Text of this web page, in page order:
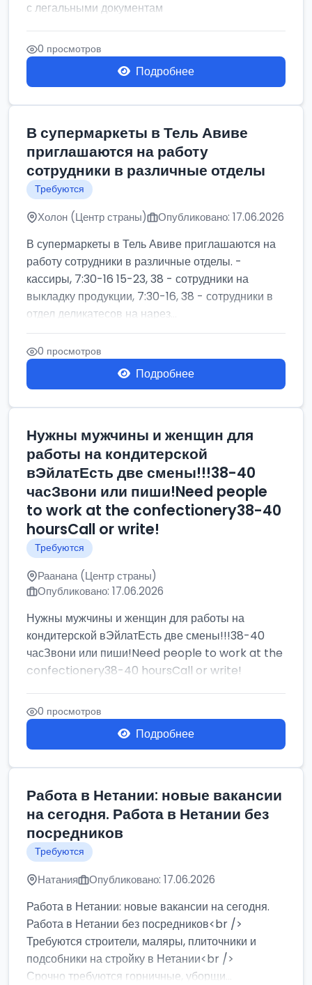
с легальными документам
0 просмотров
Подробнее
В супермаркеты в Тель Авиве
приглашаются на работу
сотрудники в различные отделы
Требуются
Холон (Центр страны) Опубликовано: 17.06.2026
В супермаркеты в Тель Авиве приглашаются на
работу сотрудники в различные отделы. -
кассиры, 7:30-16 15-23, 38 - сотрудники на
выкладку продукции, 7:30-16, 38 - сотрудники в
отдел деликатесов на нарез...
0 просмотров
Подробнее
Нужны мужчины и женщин для
работы на кондитерской
вЭйлатЕсть две смены!!!38-40
часЗвони или пиши!Need people
to work at the confectionery38-40
hoursCall or write!
Требуются
Раанана (Центр страны)
Опубликовано: 17.06.2026
Нужны мужчины и женщин для работы на
кондитерской вЭйлатЕсть две смены!!!38-40
часЗвони или пиши!Need people to work at the
confectionery38-40 hoursCall or write!
0 просмотров
Подробнее
Работа в Нетании: новые вакансии
на сегодня. Работа в Нетании без
посредников
Требуются
Натания Опубликовано: 17.06.2026
Работа в Нетании: новые вакансии на сегодня.
Работа в Нетании без посредников<br />
Требуются строители, маляры, плиточники и
подсобники на стройку в Нетании<br />
Срочно требуются горничные, уборщи...